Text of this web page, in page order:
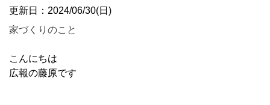
更新日：2024/06/30(日)
家づくりのこと
こんにちは
広報の藤原です